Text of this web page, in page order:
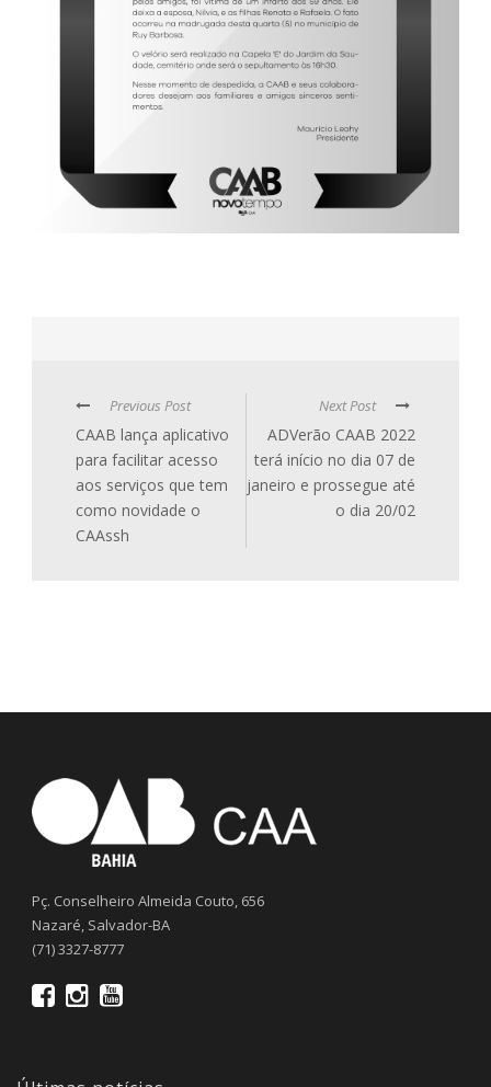
Previous Post
CAAB lança aplicativo
para facilitar acesso
aos serviços que tem
como novidade o
CAAssh
Next Post
ADVerão CAAB 2022
terá início no dia 07 de
janeiro e prossegue até
o dia 20/02
Pç. Conselheiro Almeida Couto, 656
Nazaré, Salvador-BA
(71) 3327-8777